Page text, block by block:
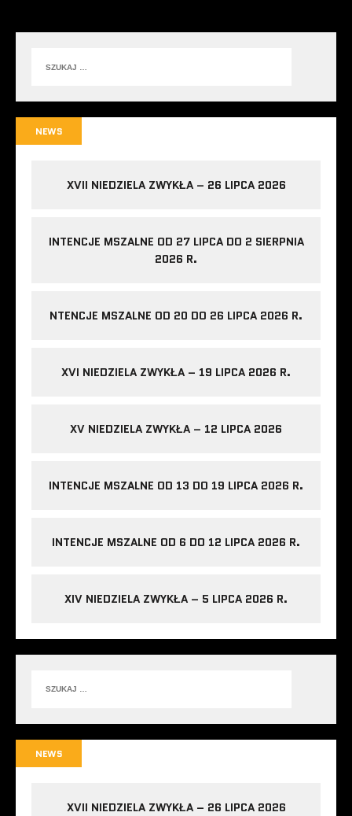
NEWS
XVII NIEDZIELA ZWYKŁA – 26 LIPCA 2026
INTENCJE MSZALNE OD 27 LIPCA DO 2 SIERPNIA
2026 R.
NTENCJE MSZALNE OD 20 DO 26 LIPCA 2026 R.
XVI NIEDZIELA ZWYKŁA – 19 LIPCA 2026 R.
XV NIEDZIELA ZWYKŁA – 12 LIPCA 2026
INTENCJE MSZALNE OD 13 DO 19 LIPCA 2026 R.
INTENCJE MSZALNE OD 6 DO 12 LIPCA 2026 R.
XIV NIEDZIELA ZWYKŁA – 5 LIPCA 2026 R.
NEWS
XVII NIEDZIELA ZWYKŁA – 26 LIPCA 2026